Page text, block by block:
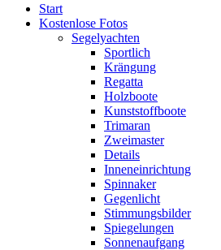
Start
Kostenlose Fotos
Segelyachten
Sportlich
Krängung
Regatta
Holzboote
Kunststoffboote
Trimaran
Zweimaster
Details
Inneneinrichtung
Spinnaker
Gegenlicht
Stimmungsbilder
Spiegelungen
Sonnenaufgang